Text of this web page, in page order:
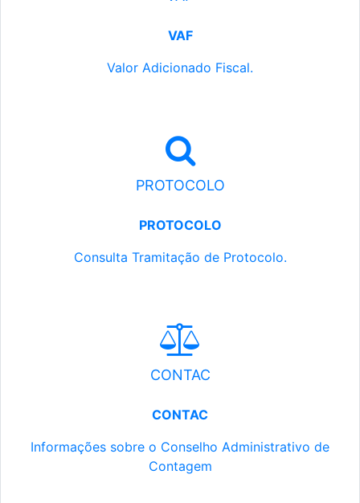
VAF
Valor Adicionado Fiscal.
PROTOCOLO
PROTOCOLO
Consulta Tramitação de Protocolo.
CONTAC
CONTAC
Informações sobre o Conselho Administrativo de
Contagem